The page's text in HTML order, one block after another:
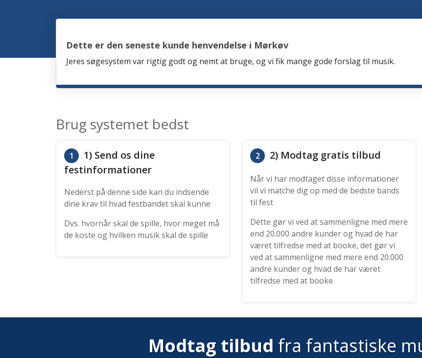
Dette er den seneste kunde henvendelse i Mørkøv
Jeres søgesystem var rigtig godt og nemt at bruge, og vi fik mange gode forslag til musik.
Brug systemet bedst
1
1) Send os dine
festinformationer
Nederst på denne side kan du indsende
dine krav til hvad festbandet skal kunne
Dvs. hvornår skal de spille, hvor meget må
de koste og hvilken musik skal de spille
2 2) Modtag gratis tilbud
Når vi har modtaget disse informationer
vil vi matche dig op med de bedste bands
til fest
Dette gør vi ved at sammenligne med mere
end 20.000 andre kunder og hvad de har
været tilfredse med at booke, det gør vi
ved at sammenligne med mere end 20.000
andre kunder og hvad de har været
tilfredse med at booke
Modtag tilbud fra fantastiske